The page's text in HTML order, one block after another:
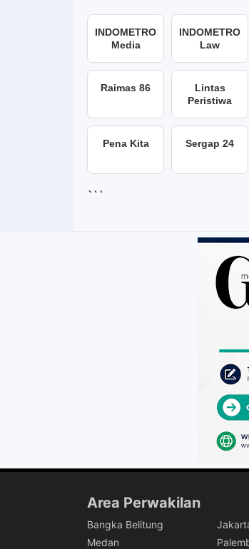
INDOMETRO
Media
INDOMETRO
Law
Raimas 86
Lintas
Peristiwa
Pena Kita Sergap 24
```
Area Perwakilan
Bangka Belitung
Medan